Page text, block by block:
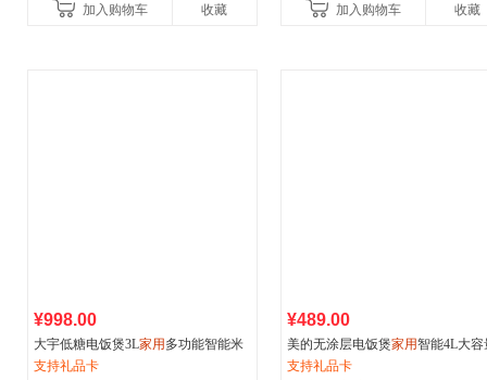
加入购物车 收藏 加入购物车 收藏
¥998.00
大宇低糖电饭煲3L家用 多功能智能米
汤分离煮粥煲汤电饭锅
支持礼品卡
¥489.00
美的无涂层电饭煲家用智能4L大容
16不锈钢多功能0涂层电饭锅
支持礼品卡